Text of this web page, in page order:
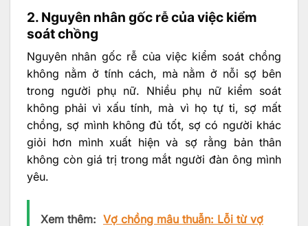
2. Nguyên nhân gốc rễ của việc kiểm
soát chồng
Nguyên nhân gốc rễ của việc kiểm soát chồng
không nằm ở tính cách, mà nằm ở nỗi sợ bên
trong người phụ nữ. Nhiều phụ nữ kiểm soát
không phải vì xấu tính, mà vì họ tự ti, sợ mất
chồng, sợ mình không đủ tốt, sợ có người khác
giỏi hơn mình xuất hiện và sợ rằng bản thân
không còn giá trị trong mắt người đàn ông mình
yêu.
Xem thêm: Vợ chồng mâu thuẫn: Lỗi từ vợ